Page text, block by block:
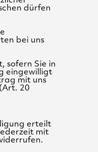
dürfen
bei uns
sofern Sie in
eingewilligt
mit uns
20
erteilt
mit